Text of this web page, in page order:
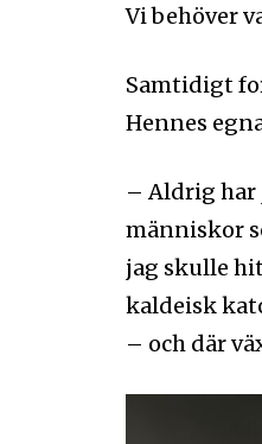
Följ
och bli
För att
Vi behöver
Samtidigt
Hennes
– Aldrig har
människor
jag skulle
kaldeisk
– och där